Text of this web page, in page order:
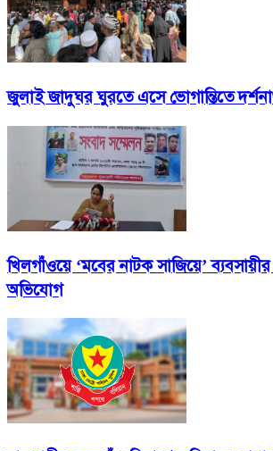
জুলাই জাদুঘর ঘুরতে এসে ভোগান্তিতে
খিলগাঁওয়ে ‘মবের নাটক সাজিয়ে’
অভিযোগ